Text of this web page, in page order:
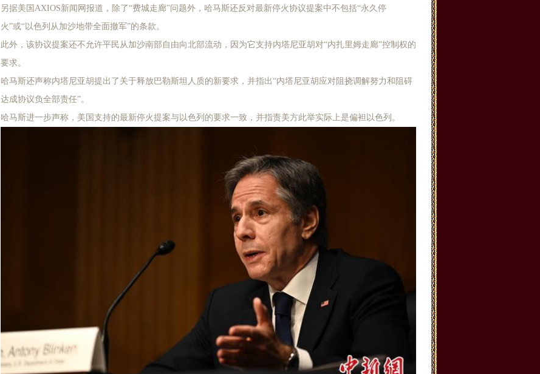
另据美国AXIOS新闻网报道，除了“费城走廊”问题外，哈马斯还反对最新停火协议提案中不包括“永久停
火”或“以色列从加沙地带全面撤军”的条款。
此外，该协议提案还不允许平民从加沙南部自由向北部流动，因为它支持内塔尼亚胡对“内扎里姆走廊”控制权的
要求。
哈马斯还声称内塔尼亚胡提出了关于释放巴勒斯坦人质的新要求，并指出“内塔尼亚胡应对阻挠调解努力和阻碍
达成协议负全部责任”。
哈马斯进一步声称，美国支持的最新停火提案与以色列的要求一致，并指责美方此举实际上是偏袒以色列。